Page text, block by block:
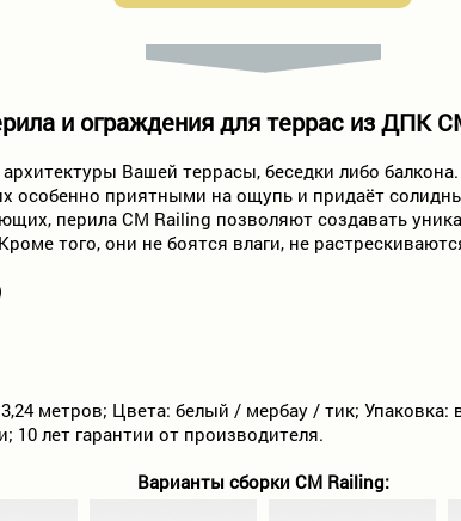
и ограждения для террас из ДПК
Вашей террасы, беседки либо
особенно приятными на ощупь и придаёт
перила CM Railing позволяют создавать
того, они не боятся влаги, не
метров; Цвета: белый / мербау / тик; Упаковка:
лет гарантии от производителя.
Варианты сборки CM Railing: